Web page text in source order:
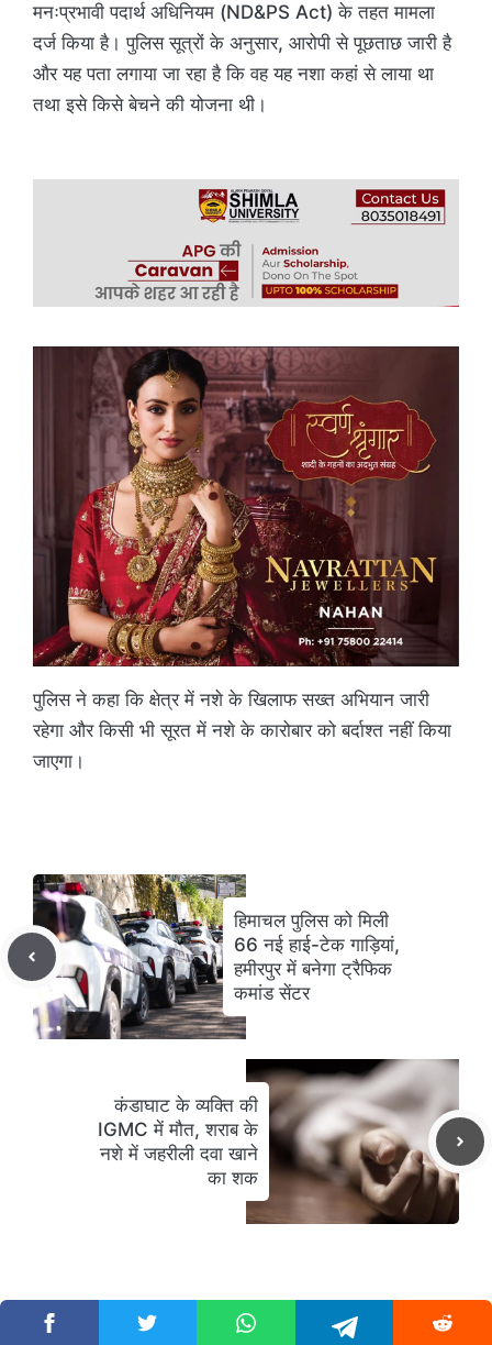
मनःप्रभावी पदार्थ अधिनियम (ND&PS Act) के तहत मामला
दर्ज किया है। पुलिस सूत्रों के अनुसार, आरोपी से पूछताछ जारी है
और यह पता लगाया जा रहा है कि वह यह नशा कहां से लाया था
तथा इसे किसे बेचने की योजना थी।
पुलिस ने कहा कि क्षेत्र में नशे के खिलाफ सख्त अभियान जारी
रहेगा और किसी भी सूरत में नशे के कारोबार को बर्दाश्त नहीं किया
जाएगा।
हिमाचल पुलिस को मिली
66 नई हाई-टेक गाड़ियां,
हमीरपुर में बनेगा ट्रैफिक
कमांड सेंटर
कंडाघाट के व्यक्ति की
IGMC में मौत, शराब के
नशे में जहरीली दवा खाने
का शक